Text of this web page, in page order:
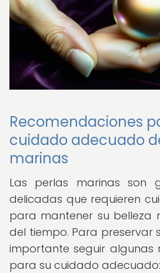
Recomendaciones
cuidado adecuado
marinas
Las perlas marinas son
delicadas que requieren
para mantener su belleza
del tiempo. Para preservar
importante seguir algunas
para su cuidado adecuado: